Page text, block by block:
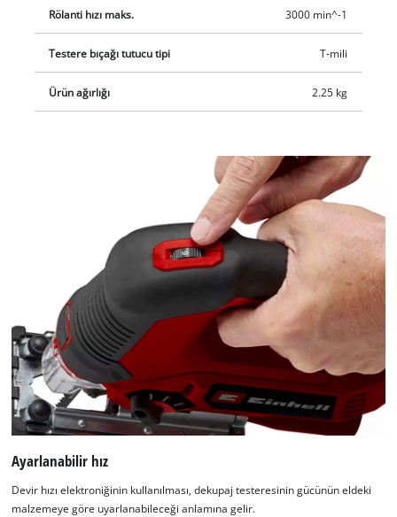
Rölanti hızı maks. 3000 min^-1
Testere bıçağı tutucu tipi T-mili
Ürün ağırlığı 2.25 kg
Ayarlanabilir hız
Devir hızı elektroniğinin kullanılması, dekupaj testeresinin gücünün eldeki
malzemeye göre uyarlanabileceği anlamına gelir.